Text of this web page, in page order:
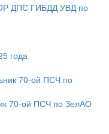
ОР ДПС ГИБДД УВД по
года
70-ой ПСЧ по ЗелАО